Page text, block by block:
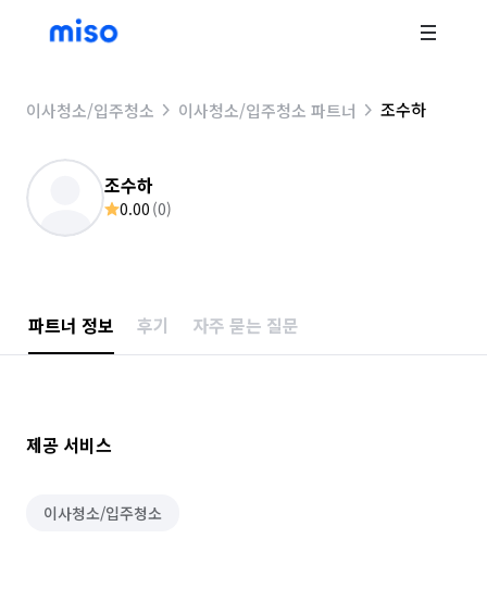
이사청소/입주청소 이사청소/입주청소 파트너 조수하
조수하
0.00 (0)
파트너 정보 후기 자주 묻는 질문
제공 서비스
이사청소/입주청소